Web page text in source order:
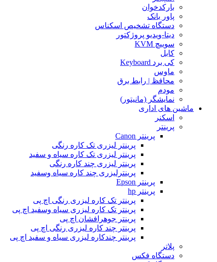
بارکدخوان
پاور بانک
دستگاه تشخیص اسکناس
دیتا-ویدیو پروژکتور
سوییچ KVM
کابل
کی برد Keyboard
ماوس
محافظ | رابط برق
مودم
نمایشگر (مانیتور)
ماشین های اداری
اسکنر
پرینتر
پرینتر Canon
پرینتر لیزری تک کاره رنگی
پرینتر لیزری تک کاره سیاه و سفید
پرینتر لیزری چند کاره رنگی
پرینترلیزری چند کاره سیاه وسفید
پرینتر Epson
پرینتر hp
پرینتر تک کاره لیزری رنگی اچ پی
پرینتر تک کاره لیزری سیاه وسفید اچ پی
پرینتر جوهرافشان اچ پی
پرینتر چند کاره لیزری رنگی اچ پی
پرینتر چندکاره لیزری سیاه و سفید اچ پی
پلاتر
دستگاه فکس